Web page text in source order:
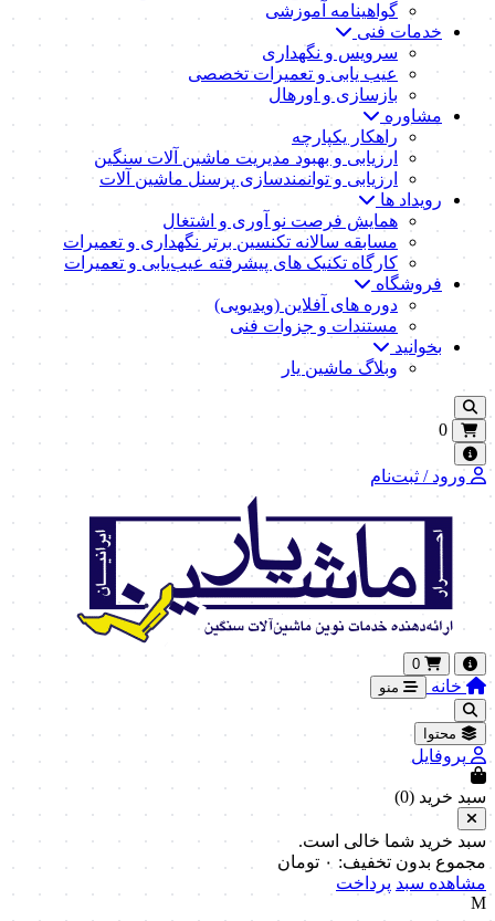
گواهینامه آموزشی
خدمات فنی
سرویس و نگهداری
عیب یابی و تعمیرات تخصصی
بازسازی و اورهال
مشاوره
راهکار یکپارچه
ارزیابی و بهبود مدیریت ماشین آلات سنگین
ارزیابی و توانمندسازی پرسنل ماشین آلات
رویداد ها
همایش فرصت نو آوری و اشتغال
مسابقه سالانه تکنسین برتر نگهداری و تعمیرات
کارگاه تکنیک‌ های پیشرفته عیب‌یابی و تعمیرات
فروشگاه
دوره های آفلاین (ویدیویی)
مستندات و جزوات فنی
بخوانید
وبلاگ ماشین یار
0
ورود / ثبت‌نام
0
خانه منو
محتوا
پروفایل
سبد خرید (0
)
سبد خرید شما خالی است.
مجموع بدون تخفیف: ۰ تومان
مشاهده سبد پرداخت
M